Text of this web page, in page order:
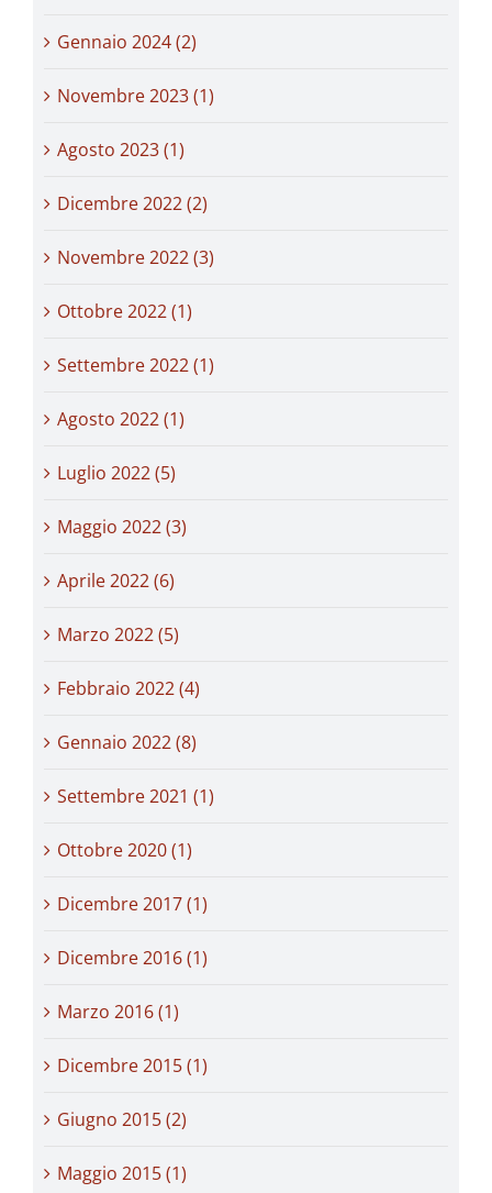
Gennaio 2024 (2)
Novembre 2023 (1)
Agosto 2023 (1)
Dicembre 2022 (2)
Novembre 2022 (3)
Ottobre 2022 (1)
Settembre 2022 (1)
Agosto 2022 (1)
Luglio 2022 (5)
Maggio 2022 (3)
Aprile 2022 (6)
Marzo 2022 (5)
Febbraio 2022 (4)
Gennaio 2022 (8)
Settembre 2021 (1)
Ottobre 2020 (1)
Dicembre 2017 (1)
Dicembre 2016 (1)
Marzo 2016 (1)
Dicembre 2015 (1)
Giugno 2015 (2)
Maggio 2015 (1)